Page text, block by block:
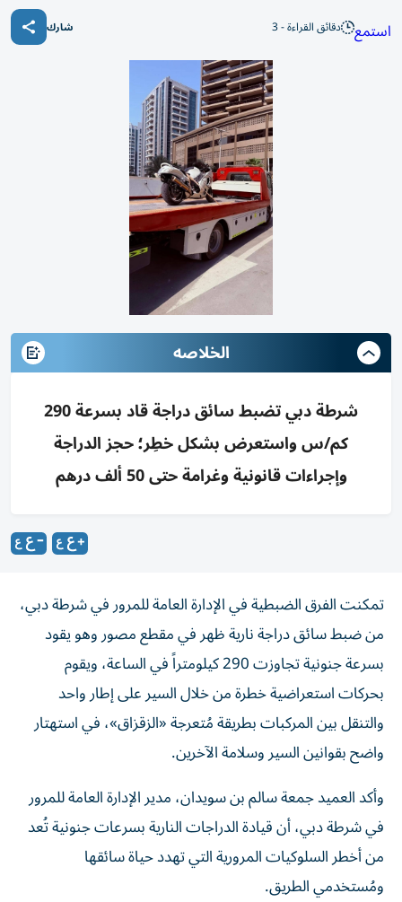
استمع دقائق القراءة - 3 شارك
الخلاصه
شرطة دبي تضبط سائق دراجة قاد بسرعة 290
كم/س واستعرض بشكل خطِر؛ حجز الدراجة
وإجراءات قانونية وغرامة حتى 50 ألف درهم
تمكنت الفرق الضبطية في الإدارة العامة للمرور في شرطة دبي،
من ضبط سائق دراجة نارية ظهر في مقطع مصور وهو يقود
بسرعة جنونية تجاوزت 290 كيلومتراً في الساعة، ويقوم
بحركات استعراضية خطرة من خلال السير على إطار واحد
والتنقل بين المركبات بطريقة مُتعرجة «الزقزاق»، في استهتار
واضح بقوانين السير وسلامة الآخرين.
وأكد العميد جمعة سالم بن سويدان، مدير الإدارة العامة للمرور
في شرطة دبي، أن قيادة الدراجات النارية بسرعات جنونية تُعد
من أخطر السلوكيات المرورية التي تهدد حياة سائقها
ومُستخدمي الطريق.